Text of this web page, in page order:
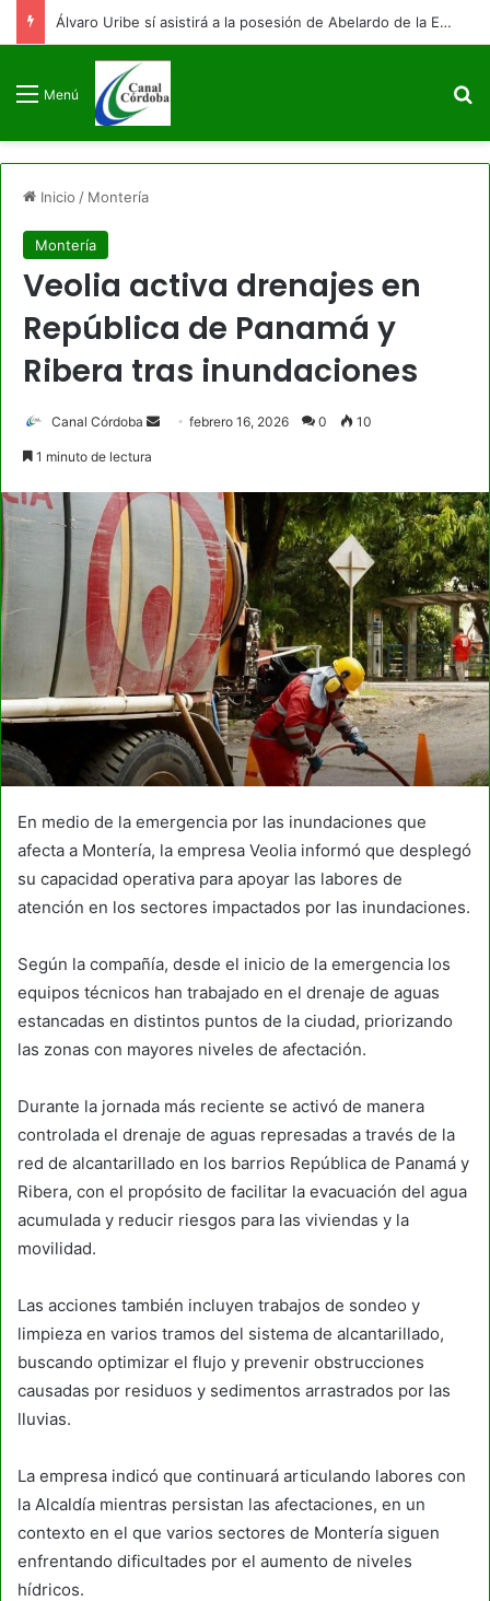
Álvaro Uribe sí asistirá a la posesión de Abelardo de la Espriella: ya está en Cali
Menú
Inicio / Montería
Montería
Veolia activa drenajes en
República de Panamá y
Ribera tras inundaciones
Canal Córdoba
Sendfebrero 16, 2026 0 10
1 minuto de lectura
En medio de la emergencia por las inundaciones que
afecta a Montería, la empresa Veolia informó que desplegó
su capacidad operativa para apoyar las labores de
atención en los sectores impactados por las inundaciones.
Según la compañía, desde el inicio de la emergencia los
equipos técnicos han trabajado en el drenaje de aguas
estancadas en distintos puntos de la ciudad, priorizando
las zonas con mayores niveles de afectación.
Durante la jornada más reciente se activó de manera
controlada el drenaje de aguas represadas a través de la
red de alcantarillado en los barrios República de Panamá y
Ribera, con el propósito de facilitar la evacuación del agua
acumulada y reducir riesgos para las viviendas y la
movilidad.
Las acciones también incluyen trabajos de sondeo y
limpieza en varios tramos del sistema de alcantarillado,
buscando optimizar el flujo y prevenir obstrucciones
causadas por residuos y sedimentos arrastrados por las
lluvias.
La empresa indicó que continuará articulando labores con
la Alcaldía mientras persistan las afectaciones, en un
contexto en el que varios sectores de Montería siguen
enfrentando dificultades por el aumento de niveles
hídricos.